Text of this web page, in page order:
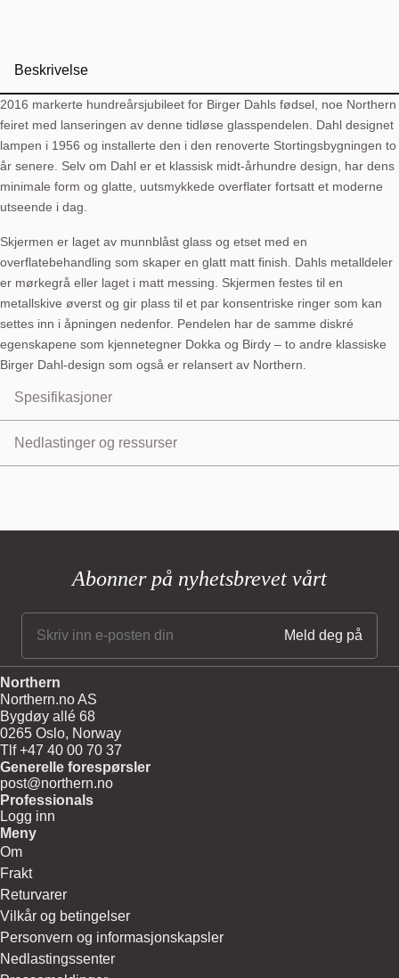
Beskrivelse
2016 markerte hundreårsjubileet for Birger Dahls fødsel, noe Northern
feiret med lanseringen av denne tidløse glasspendelen. Dahl designet
lampen i 1956 og installerte den i den renoverte Stortingsbygningen to
år senere. Selv om Dahl er et klassisk midt-århundre design, har dens
minimale form og glatte, uutsmykkede overflater fortsatt et moderne
utseende i dag.
Skjermen er laget av munnblåst glass og etset med en
overflatebehandling som skaper en glatt matt finish. Dahls metalldeler
er mørkegrå eller laget i matt messing. Skjermen festes til en
metallskive øverst og gir plass til et par konsentriske ringer som kan
settes inn i åpningen nedenfor. Pendelen har de samme diskré
egenskapene som kjennetegner Dokka og Birdy – to andre klassiske
Birger Dahl-design som også er relansert av Northern.
Spesifikasjoner
Skjermfarge: Opalhvit matt
Pære: E27, maks. 100 W
Nettovekt: 2,1 kg
For direkte tilkobling til elektrisk anlegg kreves en sertifisert elektriker.
Nedlastinger og ressurser
Abonner på nyhetsbrevet vårt
Northern
Northern.no AS
Bygdøy allé 68
0265 Oslo, Norway
Tlf +47 40 00 70 37
Generelle forespørsler
post@northern.no
Professionals
Logg inn
Meny
Om
Frakt
Returvarer
Vilkår og betingelser
Personvern og informasjonskapsler
Nedlastingssenter